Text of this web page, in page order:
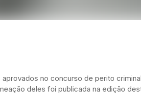
aprovados no concurso de perito
deles foi publicada na edição